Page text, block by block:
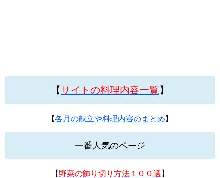
【サイトの料理内容一覧】
【各月の献立や料理内容のまとめ 】
一番人気のページ
【 野菜の飾り切り方法１００選 】